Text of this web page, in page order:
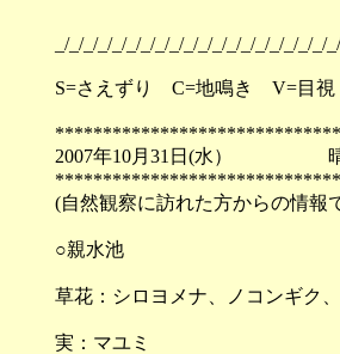
_/_/_/_/_/_/_/_/_/_/_/_/_/_/_/_/_/_/
S=さえずり C=地鳴き V=目
2007年10月31日(水
(自然観察に訪れた方からの情報
○親水池
草花：シロヨメナ、ノコンギク
実：マユミ